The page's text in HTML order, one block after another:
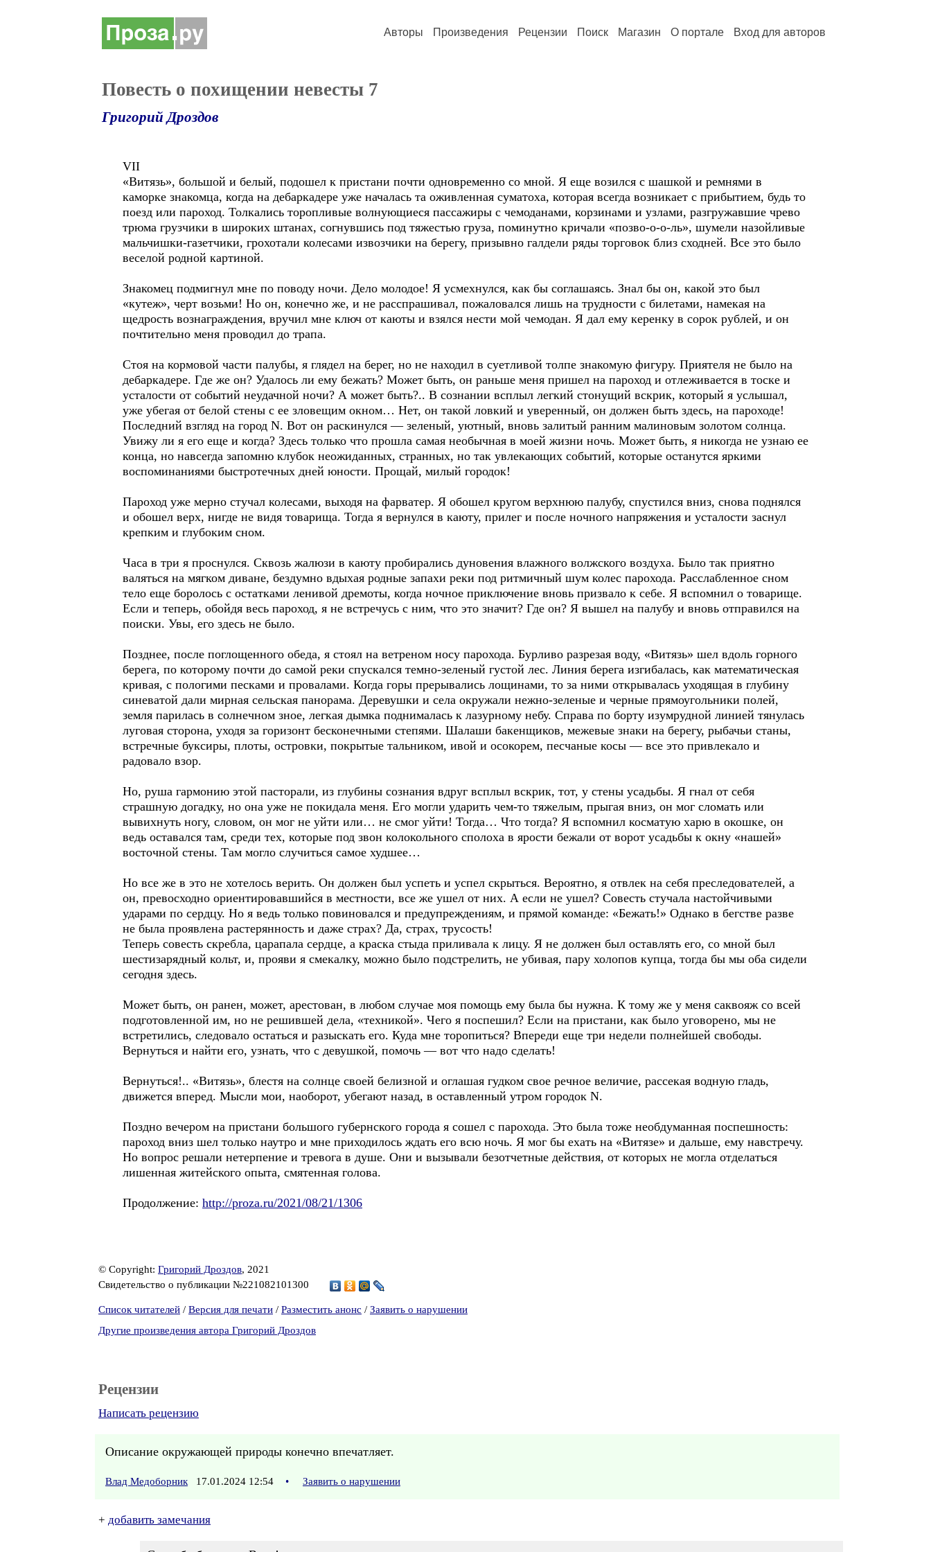
Авторы Произведения Рецензии Поиск Магазин О портале Вход для авторов
Повесть о похищении невесты 7
Григорий Дроздов
VII
«Витязь», большой и белый, подошел к пристани почти одновременно со мной. Я еще возился с шашкой и ремнями в
каморке знакомца, когда на дебаркадере уже началась та оживленная суматоха, которая всегда возникает с прибытием, будь то
поезд или пароход. Толкались торопливые волнующиеся пассажиры с чемоданами, корзинами и узлами, разгружавшие чрево
трюма грузчики в широких штанах, согнувшись под тяжестью груза, поминутно кричали «позво-о-о-ль», шумели назойливые
мальчишки-газетчики, грохотали колесами извозчики на берегу, призывно галдели ряды торговок близ сходней. Все это было
веселой родной картиной.
Знакомец подмигнул мне по поводу ночи. Дело молодое! Я усмехнулся, как бы соглашаясь. Знал бы он, какой это был
«кутеж», черт возьми! Но он, конечно же, и не расспрашивал, пожаловался лишь на трудности с билетами, намекая на
щедрость вознаграждения, вручил мне ключ от каюты и взялся нести мой чемодан. Я дал ему керенку в сорок рублей, и он
почтительно меня проводил до трапа.
Стоя на кормовой части палубы, я глядел на берег, но не находил в суетливой толпе знакомую фигуру. Приятеля не было на
дебаркадере. Где же он? Удалось ли ему бежать? Может быть, он раньше меня пришел на пароход и отлеживается в тоске и
усталости от событий неудачной ночи? А может быть?.. В сознании всплыл легкий стонущий вскрик, который я услышал,
уже убегая от белой стены с ее зловещим окном… Нет, он такой ловкий и уверенный, он должен быть здесь, на пароходе!
Последний взгляд на город N. Вот он раскинулся — зеленый, уютный, вновь залитый ранним малиновым золотом солнца.
Увижу ли я его еще и когда? Здесь только что прошла самая необычная в моей жизни ночь. Может быть, я никогда не узнаю ее
конца, но навсегда запомню клубок неожиданных, странных, но так увлекающих событий, которые останутся яркими
воспоминаниями быстротечных дней юности. Прощай, милый городок!
Пароход уже мерно стучал колесами, выходя на фарватер. Я обошел кругом верхнюю палубу, спустился вниз, снова поднялся
и обошел верх, нигде не видя товарища. Тогда я вернулся в каюту, прилег и после ночного напряжения и усталости заснул
крепким и глубоким сном.
Часа в три я проснулся. Сквозь жалюзи в каюту пробирались дуновения влажного волжского воздуха. Было так приятно
валяться на мягком диване, бездумно вдыхая родные запахи реки под ритмичный шум колес парохода. Расслабленное сном
тело еще боролось с остатками ленивой дремоты, когда ночное приключение вновь призвало к себе. Я вспомнил о товарище.
Если и теперь, обойдя весь пароход, я не встречусь с ним, что это значит? Где он? Я вышел на палубу и вновь отправился на
поиски. Увы, его здесь не было.
Позднее, после поглощенного обеда, я стоял на ветреном носу парохода. Бурливо разрезая воду, «Витязь» шел вдоль горного
берега, по которому почти до самой реки спускался темно-зеленый густой лес. Линия берега изгибалась, как математическая
кривая, с пологими песками и провалами. Когда горы прерывались лощинами, то за ними открывалась уходящая в глубину
синеватой дали мирная сельская панорама. Деревушки и села окружали нежно-зеленые и черные прямоугольники полей,
земля парилась в солнечном зное, легкая дымка поднималась к лазурному небу. Справа по борту изумрудной линией тянулась
луговая сторона, уходя за горизонт бесконечными степями. Шалаши бакенщиков, межевые знаки на берегу, рыбачьи станы,
встречные буксиры, плоты, островки, покрытые тальником, ивой и осокорем, песчаные косы — все это привлекало и
радовало взор.
Но, руша гармонию этой пасторали, из глубины сознания вдруг всплыл вскрик, тот, у стены усадьбы. Я гнал от себя
страшную догадку, но она уже не покидала меня. Его могли ударить чем-то тяжелым, прыгая вниз, он мог сломать или
вывихнуть ногу, словом, он мог не уйти или… не смог уйти! Тогда… Что тогда? Я вспомнил косматую харю в окошке, он
ведь оставался там, среди тех, которые под звон колокольного сполоха в ярости бежали от ворот усадьбы к окну «нашей»
восточной стены. Там могло случиться самое худшее…
Но все же в это не хотелось верить. Он должен был успеть и успел скрыться. Вероятно, я отвлек на себя преследователей, а
он, превосходно ориентировавшийся в местности, все же ушел от них. А если не ушел? Совесть стучала настойчивыми
ударами по сердцу. Но я ведь только повиновался и предупреждениям, и прямой команде: «Бежать!» Однако в бегстве разве
не была проявлена растерянность и даже страх? Да, страх, трусость!
Теперь совесть скребла, царапала сердце, а краска стыда приливала к лицу. Я не должен был оставлять его, со мной был
шестизарядный кольт, и, прояви я смекалку, можно было подстрелить, не убивая, пару холопов купца, тогда бы мы оба сидели
сегодня здесь.
Может быть, он ранен, может, арестован, в любом случае моя помощь ему была бы нужна. К тому же у меня саквояж со всей
подготовленной им, но не решившей дела, «техникой». Чего я поспешил? Если на пристани, как было уговорено, мы не
встретились, следовало остаться и разыскать его. Куда мне торопиться? Впереди еще три недели полнейшей свободы.
Вернуться и найти его, узнать, что с девушкой, помочь — вот что надо сделать!
Вернуться!.. «Витязь», блестя на солнце своей белизной и оглашая гудком свое речное величие, рассекая водную гладь,
движется вперед. Мысли мои, наоборот, убегают назад, в оставленный утром городок N.
Поздно вечером на пристани большого губернского города я сошел с парохода. Это была тоже необдуманная поспешность:
пароход вниз шел только наутро и мне приходилось ждать его всю ночь. Я мог бы ехать на «Витязе» и дальше, ему навстречу.
Но вопрос решали нетерпение и тревога в душе. Они и вызывали безотчетные действия, от которых не могла отделаться
лишенная житейского опыта, смятенная голова.
Продолжение: http://proza.ru/2021/08/21/1306
© Copyright: Григорий Дроздов, 2021
Свидетельство о публикации №221082101300
Список читателей / Версия для печати / Разместить анонс / Заявить о нарушении
Другие произведения автора Григорий Дроздов
Рецензии
Написать рецензию
Описание окружающей природы конечно впечатляет.
Влад Медоборник 17.01.2024 12:54 • Заявить о нарушении
+ добавить замечания